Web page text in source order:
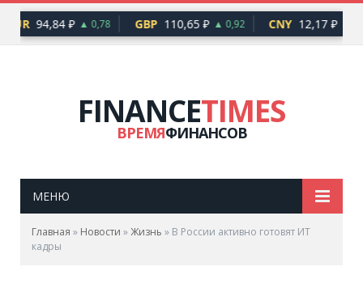
EUR 94,84 ₽ ▲ 0,78 GBP 110,65 ₽ ▲ 0,92 CNY 12,17 ₽
FINANCETIMES
ВРЕМЯФИНАНСОВ
МЕНЮ
Главная » Новости »Жизнь » В России активно готовят ИТ
кадры